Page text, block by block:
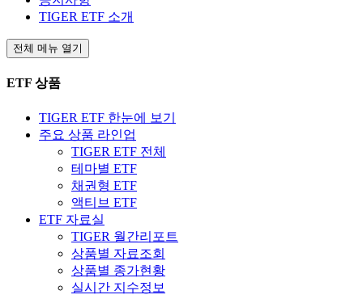
TIGER ETF 소개
전체 메뉴 열기
ETF 상품
TIGER ETF 한눈에 보기
주요 상품 라인업
TIGER ETF 전체
테마별 ETF
채권형 ETF
액티브 ETF
ETF 자료실
TIGER 월간리포트
상품별 자료조회
상품별 종가현황
실시간 지수정보